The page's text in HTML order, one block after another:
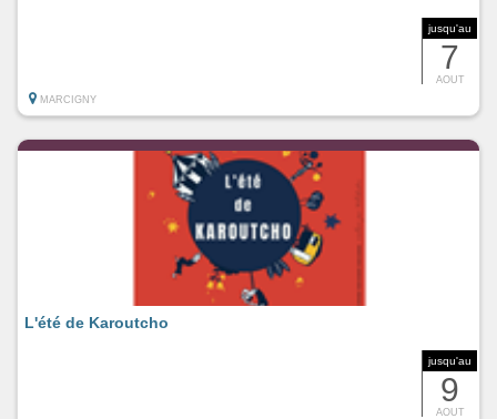
jusqu'au
7
AOUT
MARCIGNY
jusqu'au
9
AOUT
L'été de Karoutcho